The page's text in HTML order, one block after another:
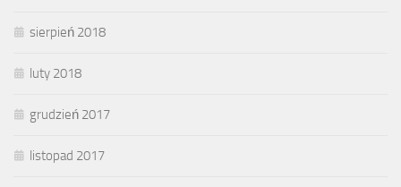
sierpień 2018
luty 2018
grudzień 2017
listopad 2017